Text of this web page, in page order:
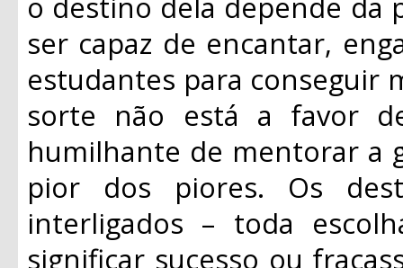
ser capaz de encantar,
estudantes para conseguir
sorte não está a favor
humilhante de mentorar a
pior dos piores. Os
interligados – toda
significar sucesso ou